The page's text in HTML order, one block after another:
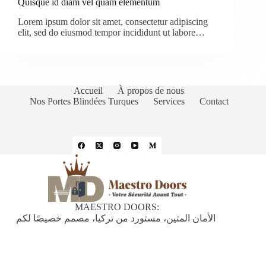
Quisque id diam vel quam elementum
Lorem ipsum dolor sit amet, consectetur adipiscing
elit, sed do eiusmod tempor incididunt ut labore…
Accueil
À propos de nous
Nos Portes Blindées Turques
Services Contact
MAESTRO DOORS: